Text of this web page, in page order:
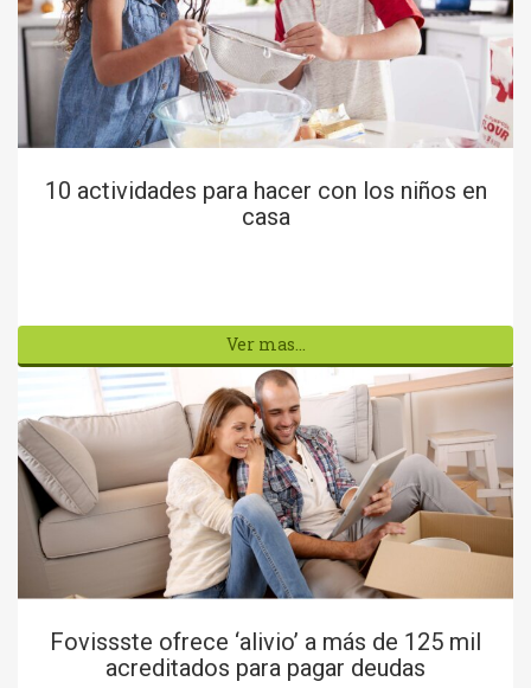
10 actividades para hacer con los niños en
casa
Ver mas...
Fovissste ofrece ‘alivio’ a más de 125 mil
acreditados para pagar deudas